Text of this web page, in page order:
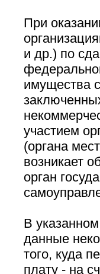
При
и др.) по
имущества
участием
(органа
возникает
орган
В
данные
того, куда
плату - на